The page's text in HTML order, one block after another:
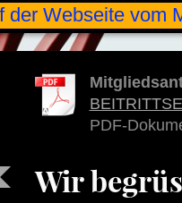
Webseite vom
PDF-
Wir